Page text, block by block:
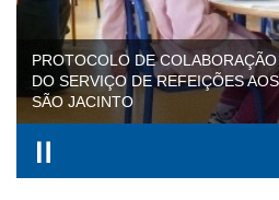
PROTOCOLO DE
DO SERVIÇO DE REFEIÇÕES
SÃO JACINTO